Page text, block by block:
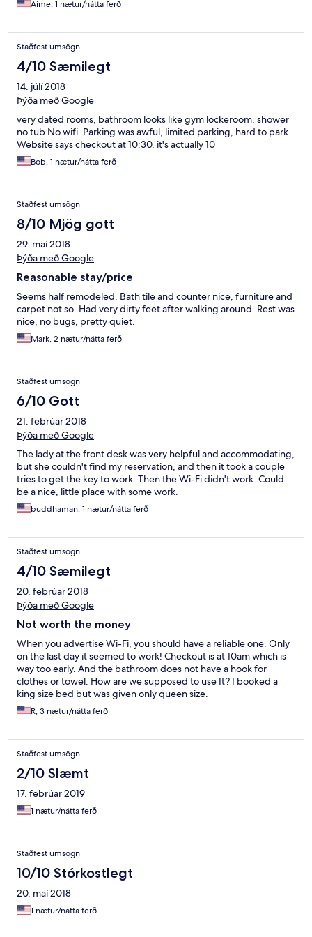
Aime, 1 nætur/nátta ferð
Staðfest umsögn
4/10 Sæmilegt
14. júlí 2018
Þýða með Google
very dated rooms, bathroom looks like gym lockeroom, shower
no tub No wifi. Parking was awful, limited parking, hard to park.
Website says checkout at 10:30, it's actually 10
Bob, 1 nætur/nátta ferð
Staðfest umsögn
8/10 Mjög gott
29. maí 2018
Þýða með Google
Reasonable stay/price
Seems half remodeled. Bath tile and counter nice, furniture and
carpet not so. Had very dirty feet after walking around. Rest was
nice, no bugs, pretty quiet.
Mark, 2 nætur/nátta ferð
Staðfest umsögn
6/10 Gott
21. febrúar 2018
Þýða með Google
The lady at the front desk was very helpful and accommodating,
but she couldn't find my reservation, and then it took a couple
tries to get the key to work. Then the Wi-Fi didn't work. Could
be a nice, little place with some work.
buddhaman, 1 nætur/nátta ferð
Staðfest umsögn
4/10 Sæmilegt
20. febrúar 2018
Þýða með Google
Not worth the money
When you advertise Wi-Fi, you should have a reliable one. Only
on the last day it seemed to work! Checkout is at 10am which is
way too early. And the bathroom does not have a hook for
clothes or towel. How are we supposed to use It? I booked a
king size bed but was given only queen size.
R, 3 nætur/nátta ferð
Staðfest umsögn
2/10 Slæmt
17. febrúar 2019
1 nætur/nátta ferð
Staðfest umsögn
10/10 Stórkostlegt
20. maí 2018
1 nætur/nátta ferð